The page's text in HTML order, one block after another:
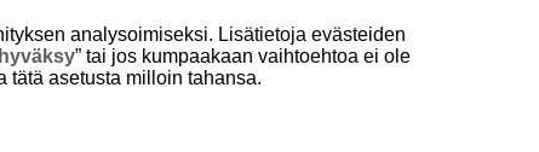
analysoimiseksi. Lisätietoja evästeiden
” tai jos kumpaakaan vaihtoehtoa ei ole
tätä asetusta milloin tahansa.